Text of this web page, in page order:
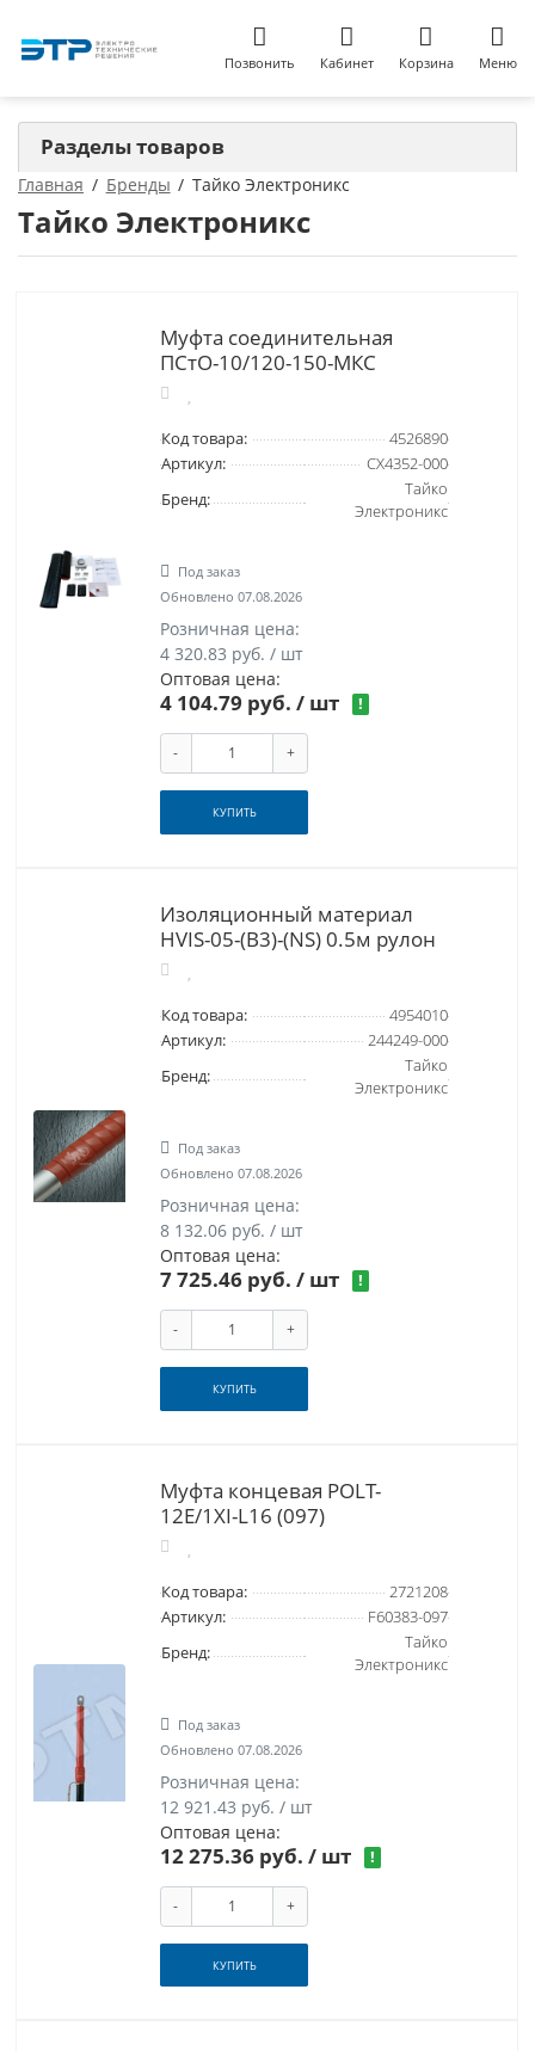
Позвонить Кабинет Корзина Меню
Главная Бренды Тайко Электроникс
Тайко Электроникс
Муфта соединительная
ПСтО-10/120-150-МКС
Код товара:
4526890
Артикул:
CX4352-000
Бренд:
Тайко
Электроникс
Под заказ
Обновлено 07.08.2026
Розничная цена:
4 320.83 руб. / шт
Оптовая цена:
4 104.79 руб. / шт !
- +
КУПИТЬ
Изоляционный материал
HVIS-05-(B3)-(NS) 0.5м рулон
Код товара:
4954010
Артикул:
244249-000
Бренд:
Тайко
Электроникс
Под заказ
Обновлено 07.08.2026
Розничная цена:
8 132.06 руб. / шт
Оптовая цена:
7 725.46 руб. / шт !
- +
КУПИТЬ
Муфта концевая POLT-
12E/1XI-L16 (097)
Код товара:
2721208
Артикул:
F60383-097
Бренд:
Тайко
Электроникс
Под заказ
Обновлено 07.08.2026
Розничная цена:
12 921.43 руб. / шт
Оптовая цена:
12 275.36 руб. / шт !
- +
КУПИТЬ
Разделы товаров